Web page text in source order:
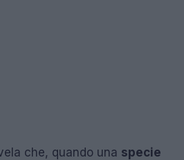
che, quando una specie